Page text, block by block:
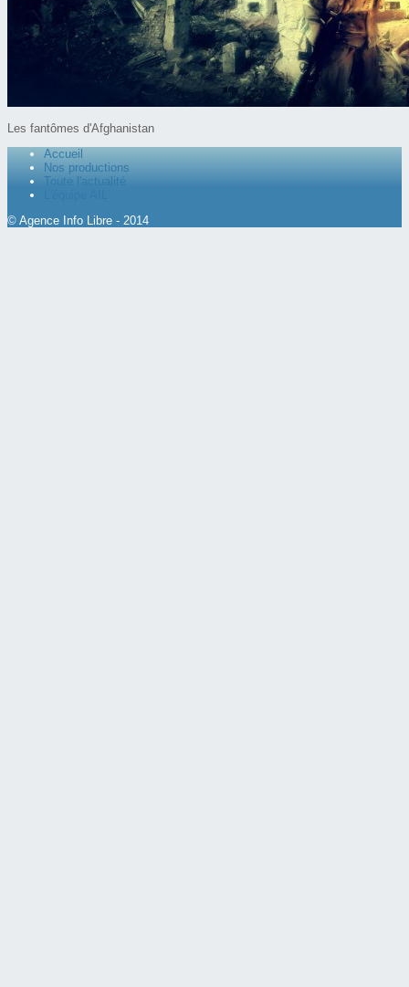
Les fantômes d'Afghanistan
Accueil
Nos productions
Toute l'actualité
© Agence Info Libre - 2014